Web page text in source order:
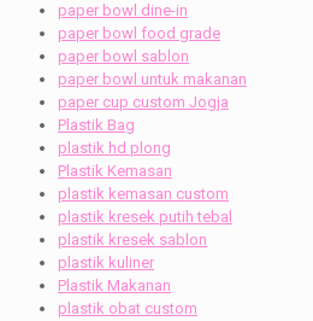
paper bowl dine-in
paper bowl food grade
paper bowl sablon
paper bowl untuk makanan
paper cup custom Jogja
Plastik Bag
plastik hd plong
Plastik Kemasan
plastik kemasan custom
plastik kresek putih tebal
plastik kresek sablon
plastik kuliner
Plastik Makanan
plastik obat custom